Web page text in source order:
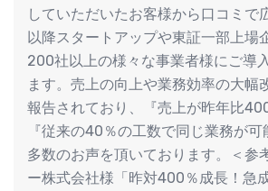
していただいたお客様から口コミで
以降スタートアップや東証一部上場
200社以上の様々な事業者様にご導
ます。売上の向上や業務効率の大幅
報告されており、『売上が昨年比
『従来の40％の工数で同じ業務が可
多数のお声を頂いております。＜参
ー株式会社様「昨対400％成長！急